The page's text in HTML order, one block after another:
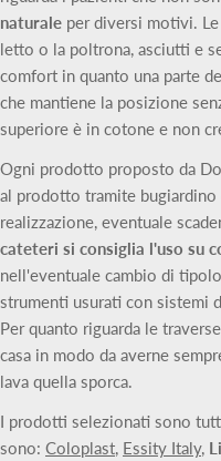
naturale per diversi motivi.
letto o la poltrona, asciutti e
comfort in quanto una parte
che mantiene la posizione
superiore è in cotone e non
Ogni prodotto proposto da
al prodotto tramite
realizzazione, eventuale
cateteri si consiglia l'uso su
nell'eventuale cambio di
strumenti usurati con sistemi
Per quanto riguarda le
casa in modo da averne
lava quella sporca.
I prodotti selezionati sono
sono: Coloplast, Essity Italy,